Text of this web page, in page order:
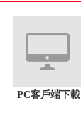
PC客戶端下載